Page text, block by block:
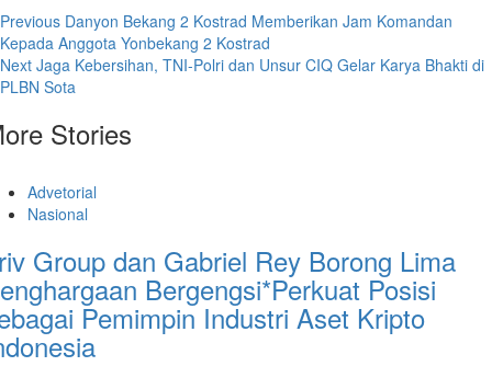
Previous Danyon Bekang 2 Kostrad Memberikan Jam Komandan
Kepada Anggota Yonbekang 2 Kostrad
Next Jaga Kebersihan, TNI-Polri dan Unsur CIQ Gelar Karya Bhakti di
PLBN Sota
Stories
Advetorial
Nasional
Group dan Gabriel Rey Borong Lima
Bergengsi*Perkuat Posisi
Pemimpin Industri Aset Kripto